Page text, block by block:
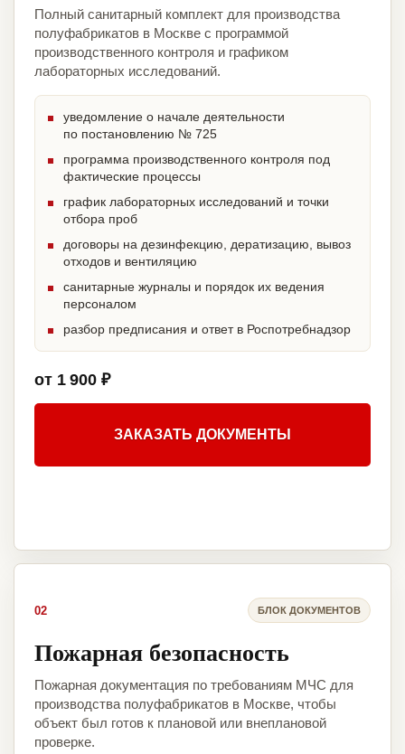
Полный санитарный комплект для производства
полуфабрикатов в Москве с программой
производственного контроля и графиком
лабораторных исследований.
уведомление о начале деятельности
по постановлению № 725
программа производственного контроля под
фактические процессы
график лабораторных исследований и точки
отбора проб
договоры на дезинфекцию, дератизацию, вывоз
отходов и вентиляцию
санитарные журналы и порядок их ведения
персоналом
разбор предписания и ответ в Роспотребнадзор
от 1 900 ₽
ЗАКАЗАТЬ ДОКУМЕНТЫ
02 БЛОК ДОКУМЕНТОВ
Пожарная безопасность
Пожарная документация по требованиям МЧС для
производства полуфабрикатов в Москве, чтобы
объект был готов к плановой или внеплановой
проверке.